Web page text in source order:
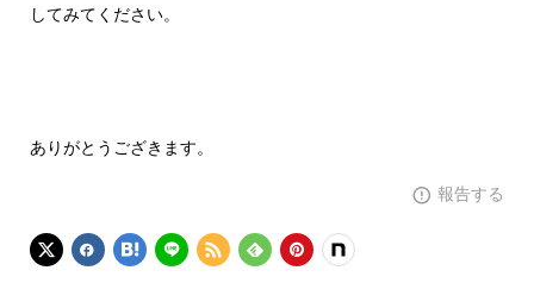
してみてください。
ありがとうござきます。
報告する